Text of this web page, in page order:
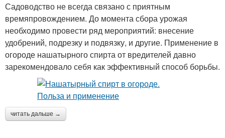
Садоводство не всегда связано с приятным
времяпровождением. До момента сбора урожая
необходимо провести ряд мероприятий: внесение
удобрений, подрезку и подвязку, и другие. Применение в
огороде нашатырного спирта от вредителей давно
зарекомендовало себя как эффективный способ борьбы.
читать дальше →